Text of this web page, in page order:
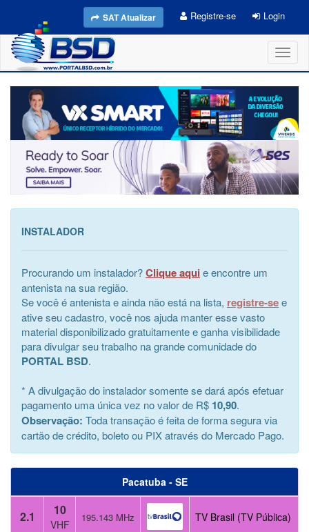
SAT Atualizar Registre-se Login
INSTALADOR
Procurando um instalador?Clique aqui e encontre um
antenista na sua região.
Se você é antenista e ainda não está na lista, registre-see
ative seu cadastro, você nos ajuda manter esse vasto
material disponibilizado gratuitamente e ganha visibilidade
para divulgar seu trabalho na grande comunidade do
PORTAL BSD.
* A divulgação do instalador somente se dará após efetuar
pagamento uma única vez no valor de R$ 10,90.
Observação: Toda transação é feita de forma segura via
cartão de crédito, boleto ou PIX através do Mercado Pago.
Pacatuba - SE
2.1 10
VHF
195.143 MHz TV Brasil (TV Pública)